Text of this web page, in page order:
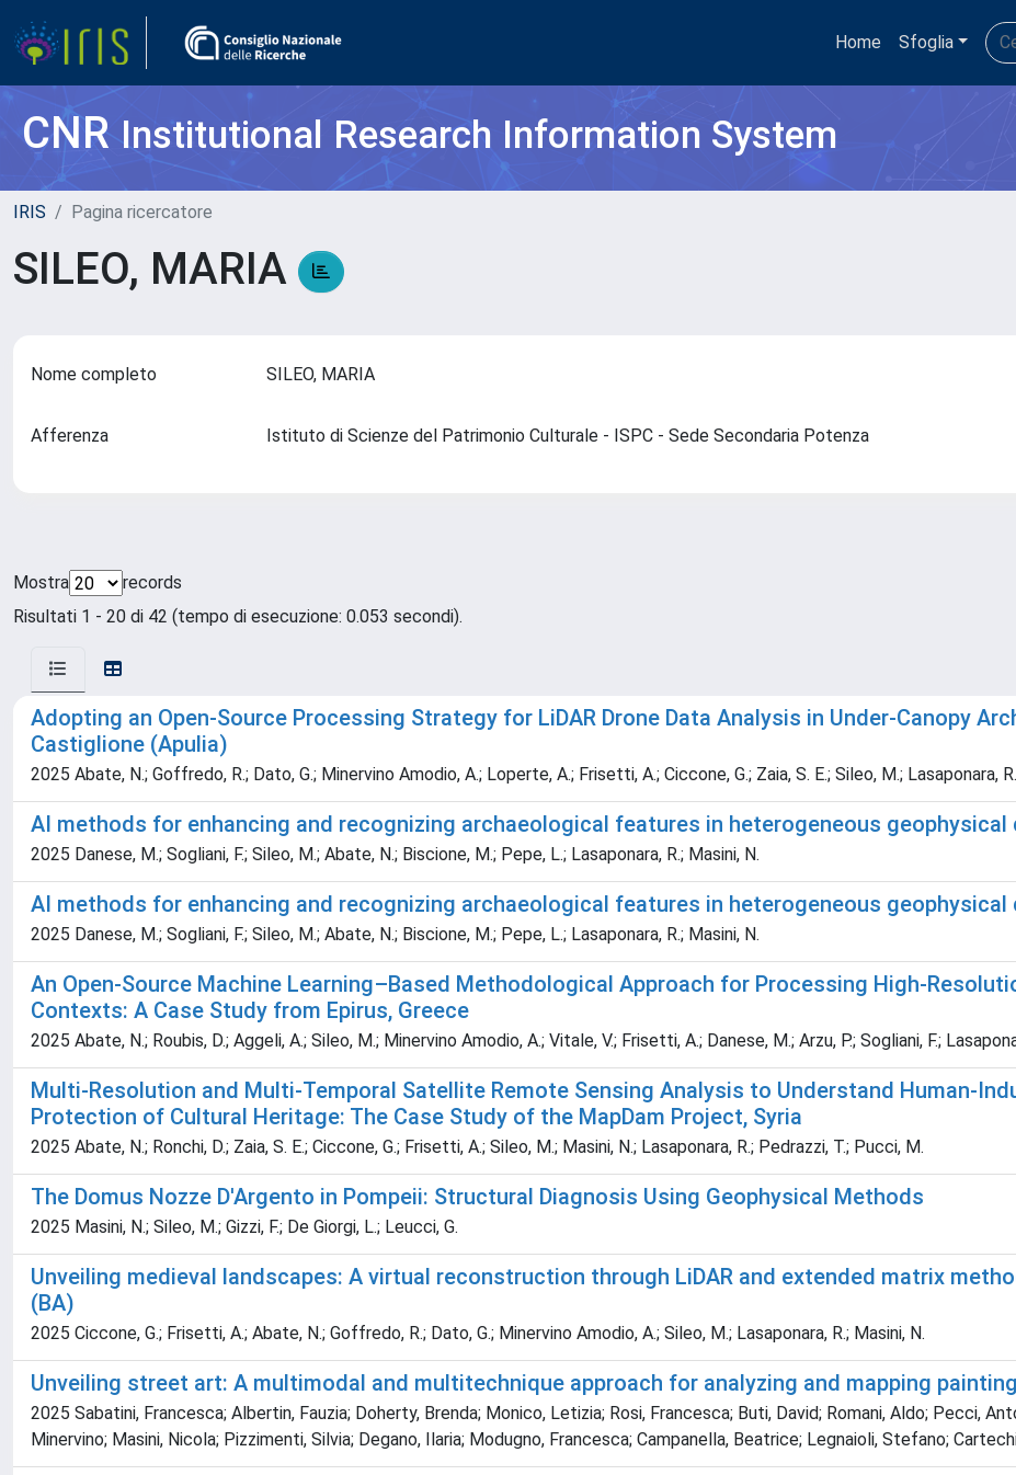
Home Sfoglia
CNRInstitutional Research Information System
IRIS Pagina ricercatore
SILEO, MARIA
Nome completo SILEO, MARIA
Afferenza Istituto di Scienze del Patrimonio Culturale - ISPC - Sede Secondaria Potenza
Mostra
records
Risultati 1 - 20 di 42 (tempo di esecuzione: 0.053 secondi).
Adopting an Open-Source Processing Strategy for LiDAR Drone Data Analysis in Under-Canopy
Castiglione (Apulia)
2025 Abate, N.; Goffredo, R.; Dato, G.; Minervino Amodio, A.; Loperte, A.; Frisetti, A.; Ciccone, G.; Zaia, S. E.; Sileo, M.; Lasaponara,
AI methods for enhancing and recognizing archaeological features in heterogeneous
2025 Danese, M.; Sogliani, F.; Sileo, M.; Abate, N.; Biscione, M.; Pepe, L.; Lasaponara, R.; Masini, N.
AI methods for enhancing and recognizing archaeological features in heterogeneous
2025 Danese, M.; Sogliani, F.; Sileo, M.; Abate, N.; Biscione, M.; Pepe, L.; Lasaponara, R.; Masini, N.
An Open‑Source Machine Learning–Based Methodological Approach for Processing
Contexts: A Case Study from Epirus, Greece
2025 Abate, N.; Roubis, D.; Aggeli, A.; Sileo, M.; Minervino Amodio, A.; Vitale, V.; Frisetti, A.; Danese, M.; Arzu, P.; Sogliani, F.;
Multi-Resolution and Multi-Temporal Satellite Remote Sensing Analysis to Understand Human-
Protection of Cultural Heritage: The Case Study of the MapDam Project, Syria
2025 Abate, N.; Ronchi, D.; Zaia, S. E.; Ciccone, G.; Frisetti, A.; Sileo, M.; Masini, N.; Lasaponara, R.; Pedrazzi, T.; Pucci, M.
The Domus Nozze D'Argento in Pompeii: Structural Diagnosis Using Geophysical Methods
2025 Masini, N.; Sileo, M.; Gizzi, F.; De Giorgi, L.; Leucci, G.
Unveiling medieval landscapes: A virtual reconstruction through LiDAR and extended matrix
(BA)
2025 Ciccone, G.; Frisetti, A.; Abate, N.; Goffredo, R.; Dato, G.; Minervino Amodio, A.; Sileo, M.; Lasaponara, R.; Masini, N.
Unveiling street art: A multimodal and multitechnique approach for analyzing and mapping
2025 Sabatini, Francesca; Albertin, Fauzia; Doherty, Brenda; Monico, Letizia; Rosi, Francesca; Buti, David; Romani, Aldo; Pecci,
Minervino; Masini, Nicola; Pizzimenti, Silvia; Degano, Ilaria; Modugno, Francesca; Campanella, Beatrice; Legnaioli, Stefano;